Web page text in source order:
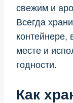
свежим и
Всегда
контейнере,
месте и
годности.
Как